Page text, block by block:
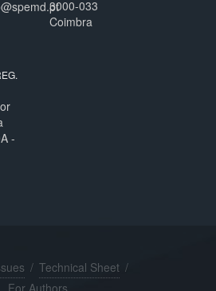
3000-033
Coimbra
-
/ Technical Sheet /